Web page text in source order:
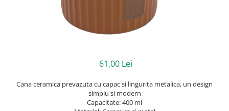
61,00 Lei
Cana ceramica prevazuta cu capac si lingurita metalica, un design
simplu si modern
Capacitate: 400 ml